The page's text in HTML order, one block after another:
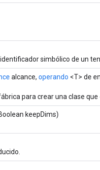
simbólico de un
alcance, operando <T> de
para crear una clase
keepDims)